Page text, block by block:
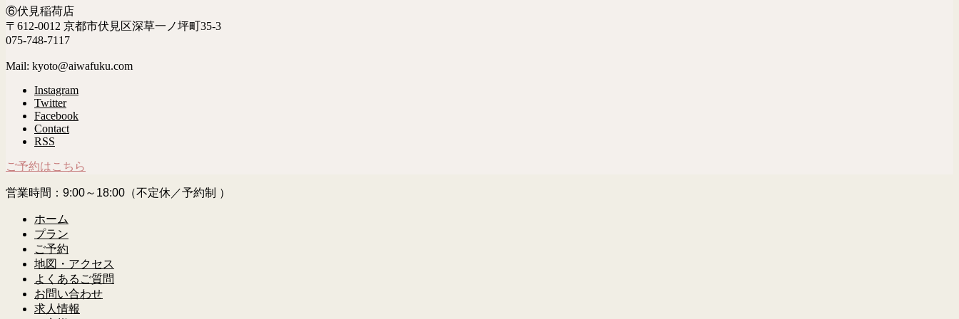
⑥伏見稲荷店
〒612-0012 京都市伏見区深草一ノ坪町35-3
075-748-7117
Mail: kyoto@aiwafuku.com
Instagram
Twitter
Facebook
Contact
RSS
ご予約はこちら
営業時間：9:00～18:00（不定休／予約制 ）
ホーム
プラン
ご予約
地図・アクセス
よくあるご質問
お問い合わせ
求人情報